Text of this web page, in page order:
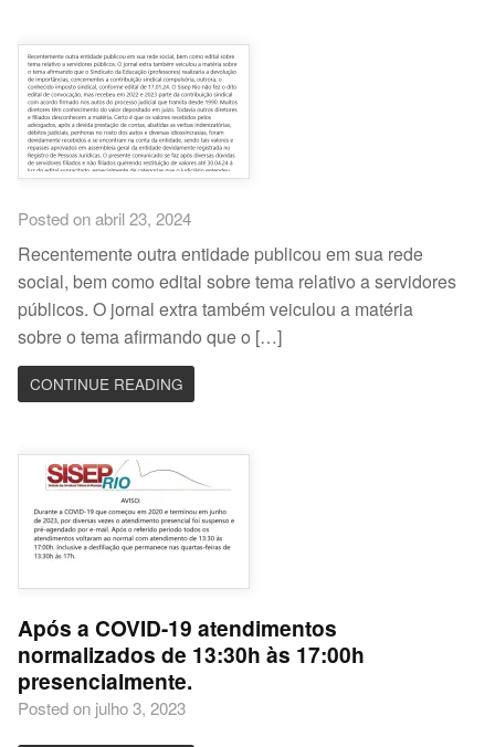
Posted on abril 23, 2024
Recentemente outra entidade publicou em sua rede
social, bem como edital sobre tema relativo a servidores
públicos. O jornal extra também veiculou a matéria
sobre o tema afirmando que o […]
CONTINUE READING
Após a COVID-19 atendimentos
normalizados de 13:30h às 17:00h
presencialmente.
Posted on julho 3, 2023